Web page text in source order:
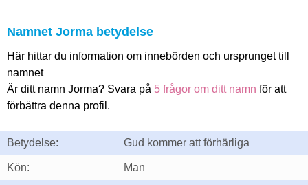
Namnet Jorma betydelse
Här hittar du information om innebörden och ursprunget till
namnet
Är ditt namn Jorma? Svara på 5 frågor om ditt namn för att
förbättra denna profil.
Betydelse: Gud kommer att förhärliga
Kön: Man